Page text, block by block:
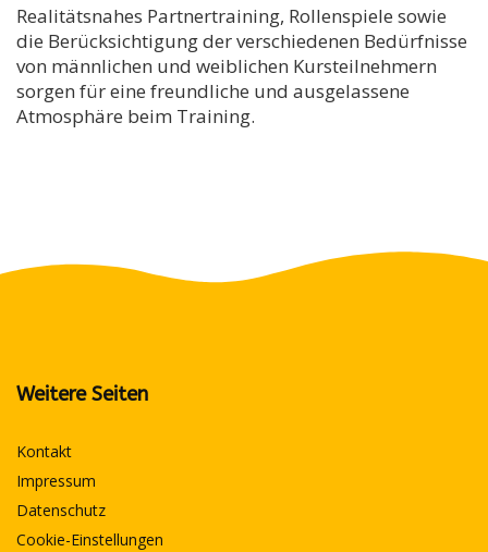
Realitätsnahes Partnertraining, Rollenspiele sowie
die Berücksichtigung der verschiedenen Bedürfnisse
von männlichen und weiblichen Kursteilnehmern
sorgen für eine freundliche und ausgelassene
Atmosphäre beim Training.
Weitere Seiten
Kontakt
Impressum
Datenschutz
Cookie-Einstellungen